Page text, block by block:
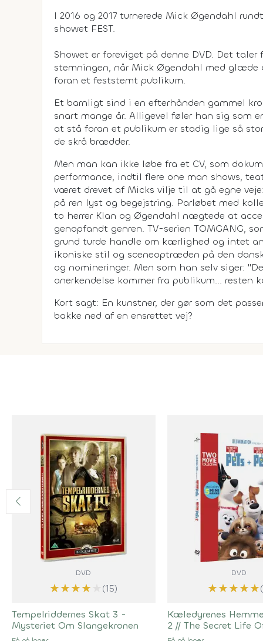
I 2016 og 2017 turnerede Mick Øgendahl
showet FEST.
Showet er foreviget på denne DVD. Det
stemningen, når Mick Øgendahl med glæde
foran et feststemt publikum.
Et barnligt sind i en efterhånden gammel
snart mange år. Alligevel føler han sig som
at stå foran et publikum er stadig lige så
de skrå brædder.
Men man kan ikke løbe fra et CV, som
performance, indtil flere one man shows,
været drevet af Micks vilje til at gå egne
på ren lyst og begejstring. Parløbet med
to herrer Klan og Øgendahl nægtede at
genopfandt genren. TV-serien TOMGANG,
grund turde handle om kærlighed og intet
ikoniske stil og sceneoptræden på den
og nomineringer. Men som han selv siger:
anerkendelse kommer fra publikum... resten
Kort sagt: En kunstner, der gør som det
bakke ned af en ensrettet vej?
DVD
★★★★ (15)
Tempelriddernes Skat 3 -
Mysteriet Om Slangekronen
DVD
★★★★★
Kæledyrenes
2 //The Secret Life